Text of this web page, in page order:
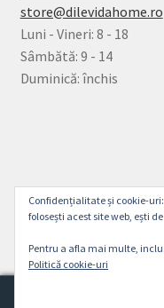
store@dilevidahome.ro
Luni - Vineri: 8 - 18
Sâmbătă: 9 - 14
Duminică: închis
© Dilevida Home 2026
Politică de
Confidențialitate și cookie-
folosești acest site web, ești
Pentru a afla mai multe,
Politică cookie-uri